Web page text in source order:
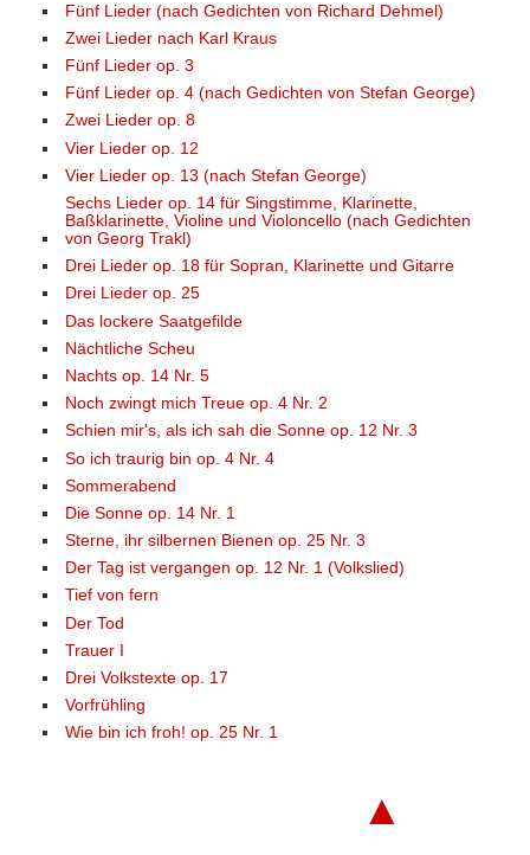
Fünf Lieder (nach Gedichten von Richard Dehmel)
Zwei Lieder nach Karl Kraus
Fünf Lieder op. 3
Fünf Lieder op. 4 (nach Gedichten von Stefan George)
Zwei Lieder op. 8
Vier Lieder op. 12
Vier Lieder op. 13 (nach Stefan George)
Sechs Lieder op. 14 für Singstimme, Klarinette,
Baßklarinette, Violine und Violoncello (nach Gedichten
von Georg Trakl)
Drei Lieder op. 18 für Sopran, Klarinette und Gitarre
Drei Lieder op. 25
Das lockere Saatgefilde
Nächtliche Scheu
Nachts op. 14 Nr. 5
Noch zwingt mich Treue op. 4 Nr. 2
Schien mir's, als ich sah die Sonne op. 12 Nr. 3
So ich traurig bin op. 4 Nr. 4
Sommerabend
Die Sonne op. 14 Nr. 1
Sterne, ihr silbernen Bienen op. 25 Nr. 3
Der Tag ist vergangen op. 12 Nr. 1 (Volkslied)
Tief von fern
Der Tod
Trauer I
Drei Volkstexte op. 17
Vorfrühling
Wie bin ich froh! op. 25 Nr. 1
▲